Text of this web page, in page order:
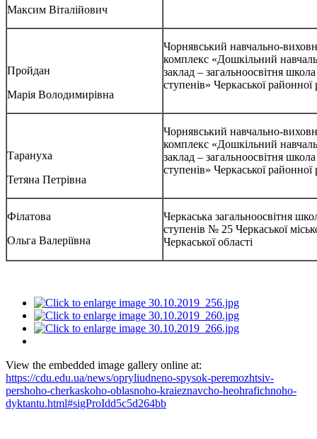
Максим Віталійович
Пройдан
Марія Володимирівна
Чорнявський навчально-
комплекс «Дошкільний
заклад – загальноосвітня школа
ступенів» Черкаської районної
Тарануха
Тетяна Петрівна
Чорнявський навчально-
комплекс «Дошкільний
заклад – загальноосвітня школа
ступенів» Черкаської районної
Філатова
Ольга Валеріївна
Черкаська загальноосвітня
ступенів № 25 Черкаської
Черкаської області
View the embedded image gallery online at:
https://cdu.edu.ua/news/opryliudneno-spysok-peremozhtsiv-
pershoho-cherkaskoho-oblasnoho-kraieznavcho-heohrafichnoho-
dyktantu.html#sigProIdd5c5d264bb